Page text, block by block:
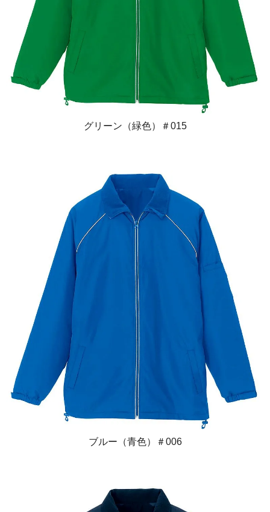
グリーン（緑色）＃015
ブルー（青色）＃006